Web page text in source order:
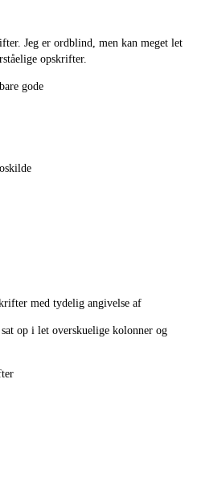
Jeg er ordblind, men kan meget let
opskrifter.
gode
med tydelig angivelse af
op i let overskuelige kolonner og